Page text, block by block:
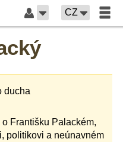
CZ
ducha
Františku Palackém,
politikovi a neúnavném